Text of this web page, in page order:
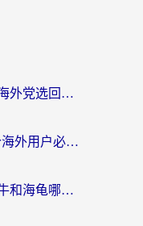
雷霆加速下载免费靠谱吗？海外党选回国加速器的避坑指南（附热门工具对比）
NordVPN 回国能用吗？一个海外用户必须面对的真实困境
海外回国加速器怎么选？斧牛和海龟哪个好？一篇帮你避开坑的实用指南